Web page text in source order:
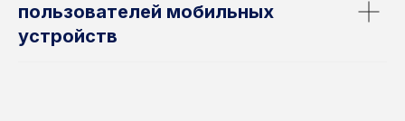
пользователей мобильных
устройств